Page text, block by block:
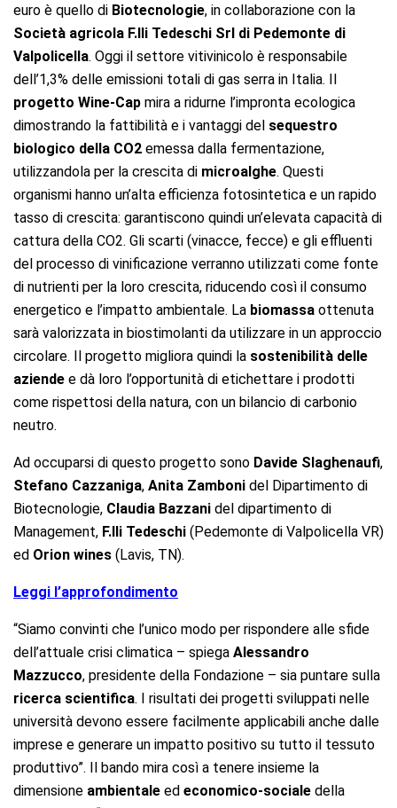
euro è quello di Biotecnologie, in collaborazione con la
Società agricola F.lli Tedeschi Srl di Pedemonte di
Valpolicella. Oggi il settore vitivinicolo è responsabile
dell’1,3% delle emissioni totali di gas serra in Italia. Il
progetto Wine-Cap mira a ridurne l’impronta ecologica
dimostrando la fattibilità e i vantaggi del sequestro
biologico della CO2 emessa dalla fermentazione,
utilizzandola per la crescita di microalghe. Questi
organismi hanno un’alta efficienza fotosintetica e un rapido
tasso di crescita: garantiscono quindi un’elevata capacità di
cattura della CO2. Gli scarti (vinacce, fecce) e gli effluenti
del processo di vinificazione verranno utilizzati come fonte
di nutrienti per la loro crescita, riducendo così il consumo
energetico e l’impatto ambientale. La biomassa ottenuta
sarà valorizzata in biostimolanti da utilizzare in un approccio
circolare. Il progetto migliora quindi la sostenibilità delle
aziende e dà loro l’opportunità di etichettare i prodotti
come rispettosi della natura, con un bilancio di carbonio
neutro.
Ad occuparsi di questo progetto sono Davide Slaghenaufi,
Stefano Cazzaniga, Anita Zamboni del Dipartimento di
Biotecnologie, Claudia Bazzani del dipartimento di
Management, F.lli Tedeschi (Pedemonte di Valpolicella VR)
ed Orion wines (Lavis, TN).
Leggi l’approfondimento
“Siamo convinti che l’unico modo per rispondere alle sfide
dell’attuale crisi climatica – spiega Alessandro
Mazzucco, presidente della Fondazione – sia puntare sulla
ricerca scientifica. I risultati dei progetti sviluppati nelle
università devono essere facilmente applicabili anche dalle
imprese e generare un impatto positivo su tutto il tessuto
produttivo”. Il bando mira così a tenere insieme la
dimensione ambientale ed economico-sociale della